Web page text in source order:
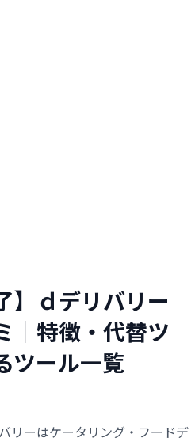
】ｄデリバリー
｜特徴・代替ツ
ツール一覧
リーはケータリング・フードデ